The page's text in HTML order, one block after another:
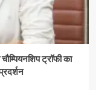
ट्रॉफी का